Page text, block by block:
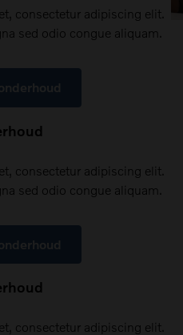
consectetur adipiscing elit.
sed odio congue aliquam.
consectetur adipiscing elit.
sed odio congue aliquam.
consectetur adipiscing elit.